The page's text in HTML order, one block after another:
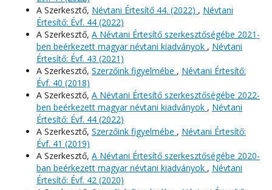
A Szerkesztő, Névtani Értesítő 44. (2022) , Névtani
Értesítő: Évf. 44 (2022)
A Szerkesztő, A Névtani Értesítő szerkesztőségébe 2021-
ben beérkezett magyar névtani kiadványok , Névtani
Értesítő: Évf. 43 (2021)
A Szerkesztő, Szerzőink figyelmébe , Névtani Értesítő:
Évf. 40 (2018)
A Szerkesztő, A Névtani Értesítő szerkesztőségébe 2022-
ben beérkezett magyar névtani kiadványok , Névtani
Értesítő: Évf. 44 (2022)
A Szerkesztő, Szerzőink figyelmébe , Névtani Értesítő:
Évf. 41 (2019)
A Szerkesztő, A Névtani Értesítő szerkesztőségébe 2020-
ban beérkezett magyar névtani kiadványok , Névtani
Értesítő: Évf. 42 (2020)